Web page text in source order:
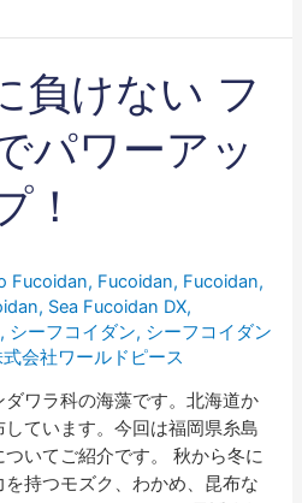
負けない フ
パワーアッ
！
Fucoidan, Fucoidan, Fucoidan,
, Sea Fucoidan DX,
, シーフコイダン, シーフコイダン
式会社ワールドピース
ワラ科の海藻です。北海道か
ています。今回は福岡県糸島
いてご紹介です。 秋から冬に
持つモズク、わかめ、昆布な